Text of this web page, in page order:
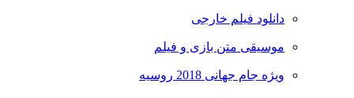
دانلود فیلم خارجی
موسیقی متن بازی و فیلم
ویژه جام جهانی 2018 روسیه